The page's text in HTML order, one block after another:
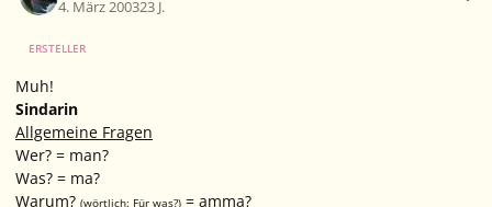
4. März 200323 J.
ERSTELLER
Muh!
Sindarin
Allgemeine Fragen
Wer? = man?
Was? = ma?
Warum? (wörtlich: Für was?) = amma?